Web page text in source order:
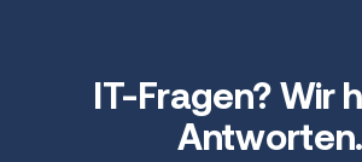
IT-Fragen? Wir
Antworten.